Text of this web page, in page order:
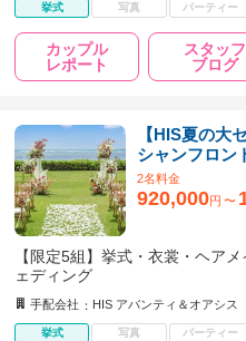
挙式 写真 パーティー
カップル
レポート
スタッフ
ブログ
【HIS夏の大
シャンフロン
2名料金
920,000円 〜
【限定5組】挙式・衣裳・ヘア
ェディング
手配会社 HIS アバンティ＆オアシス
挙式 写真 パーティー